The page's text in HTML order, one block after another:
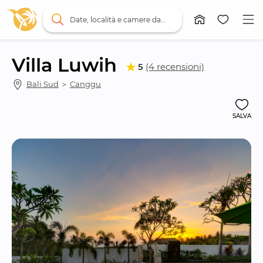
Villa Luwih 5 (4 recensioni)
Bali Sud ＞ Canggu
SALVA